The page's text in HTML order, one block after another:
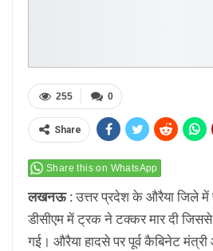
0
255
Share
Share this on WhatsApp
लखनऊ :उत्तर प्रदेश के औरैया जिले में
डीसीएम में ट्रक ने टक्कर मार दी
गई। औरैया हादसे पर पूर्व कैबिनेट